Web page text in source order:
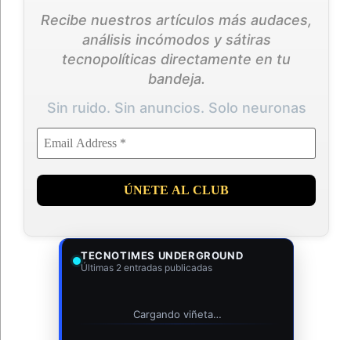
Recibe nuestros artículos más audaces,
análisis incómodos y sátiras
tecnopolíticas directamente en tu
bandeja.
Sin ruido. Sin anuncios. Solo neuronas
TECNOTIMES UNDERGROUND
Últimas 2 entradas publicadas
Cargando viñeta…